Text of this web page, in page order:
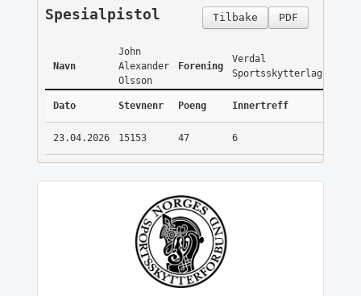
PDF
Tilbake
Spesialpistol
Navn
John
Alexander
Olsson
Forening
Verdal
Sportsskytterlag
Dato Stevnenr Poeng Innertreff
23.04.2026 15153 47 6